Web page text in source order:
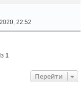
22:52
1
Перейти